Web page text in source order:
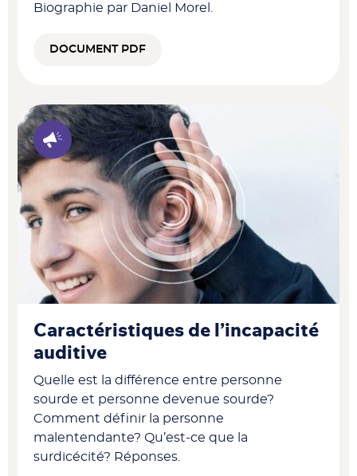
Biographie par Daniel Morel.
DOCUMENT PDF
Caractéristiques de l’incapacité
auditive
Quelle est la différence entre personne
sourde et personne devenue sourde?
Comment définir la personne
malentendante? Qu’est-ce que la
surdicécité? Réponses.